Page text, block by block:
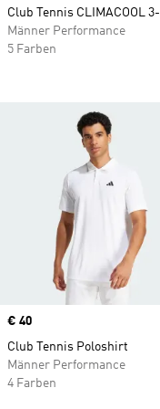
Price
€ 40
Club Tennis Poloshirt
Männer Performance
4 Farben
Club Tennis CLIMACOOL
Männer Performance
5 Farben